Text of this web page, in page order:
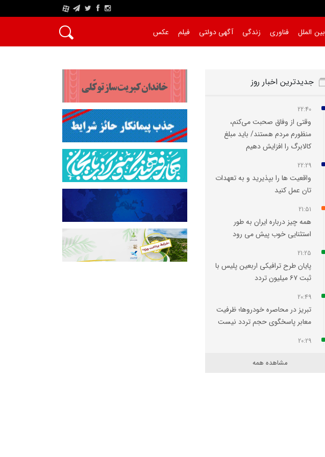
A
بین الملل فناوری زندگی آگهی دولتی فیلم عکس
جدیدترین اخبار روز
22:40
وقتی از وفاق صحبت می‌کنم،
منظورم مردم هستند/ باید مبلغ
کالابرگ را افزایش دهیم
22:29
واقعیت‌ ها را بپذیرید و به تعهدات‌
تان عمل کنید
21:51
همه چیز درباره ایران به طور
استثنایی خوب پیش می‌ رود
21:25
پایان طرح ترافیکی اربعین پلیس با
ثبت ۶۷ میلیون تردد
20:49
تبریز در محاصره خودروها؛ ظرفیت
معابر پاسخگوی حجم تردد نیست
20:29
محله لک‌ لکلر تبریز مهار شد
مشاهده همه